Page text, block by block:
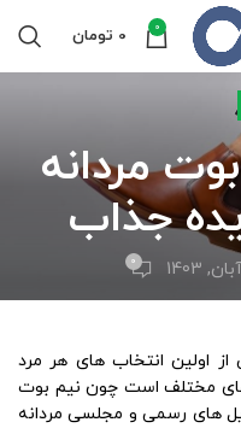
0
0 تومان
مردانه
0
اولین انتخاب های هر مرد
مختلف است چون نیم بوت
های رسمی و مجلسی مردانه